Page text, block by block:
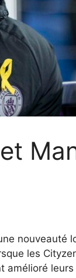
nouveauté
les
amélioré